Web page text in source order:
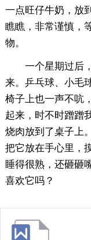
一点旺仔牛奶，放
瞧瞧，非常谨慎，
物。
一个星期过后
来。乒乓球、小毛
椅子上也一声不吭
起来，时不时蹭蹭
烧肉放到了桌子上
把它放在手心里，
睡得很熟，还砸砸
喜欢它吗？